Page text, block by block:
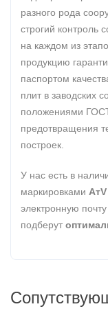
разного рода
строгий контроль
на каждом из
продукцию
паспортом
плит в заводских
положениями
предотвращения
построек.
У нас есть в
маркировками AтV
электронную почту
подберут